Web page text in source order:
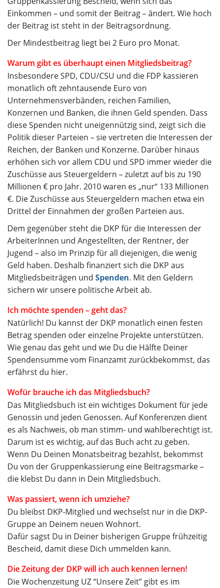
Einkommen – und somit der Beitrag – ändert. Wie hoch
der Beitrag ist steht in der Beitragsordnung.
Der Mindestbeitrag liegt bei 2 Euro pro Monat.
Warum gibt es überhaupt einen Mitgliedsbeitrag?
Insbesondere SPD, CDU/CSU und die FDP kassieren
monatlich oft zehntausende Euro von
Unternehmensverbänden, reichen Familien,
Konzernen und Banken, die ihnen Geld spenden. Dass
diese Spenden nicht uneigennützig sind, zeigt sich die
Politik dieser Parteien – sie vertreten die Interessen der
Reichen, der Banken und Konzerne. Darüber hinaus
erhöhen sich vor allem CDU und SPD immer wieder die
Zuschüsse aus Steuergeldern – zuletzt auf bis zu 190
Millionen € pro Jahr. 2010 waren es „nur“ 133 Millionen
€. Die Zuschüsse aus Steuergeldern machen etwa ein
Drittel der Einnahmen der großen Parteien aus.
Dem gegenüber steht die DKP für die Interessen der
ArbeiterInnen und Angestellten, der Rentner, der
Jugend – also im Prinzip für all diejenigen, die wenig
Geld haben. Deshalb finanziert sich die DKP aus
Mitgliedsbeiträgen und Spenden. Mit den Geldern
sichern wir unsere politische Arbeit ab.
Ich möchte spenden – geht das?
Natürlich! Du kannst der DKP monatlich einen festen
Betrag spenden oder einzelne Projekte unterstützen.
Wie genau das geht und wie Du die Hälfte Deiner
Spendensumme vom Finanzamt zurückbekommst, das
erfährst du hier.
Wofür brauche ich das Mitgliedsbuch?
Das Mitgliedsbuch ist ein wichtiges Dokument für jede
Genossin und jeden Genossen. Auf Konferenzen dient
es als Nachweis, ob man stimm- und wahlberechtigt ist.
Darum ist es wichtig, auf das Buch acht zu geben.
Wenn Du Deinen Monatsbeitrag bezahlst, bekommst
Du von der Gruppenkassierung eine Beitragsmarke –
die klebst Du dann in Dein Mitgliedsbuch.
Was passiert, wenn ich umziehe?
Du bleibst DKP-Mitglied und wechselst nur in die DKP-
Gruppe an Deinem neuen Wohnort.
Dafür sagst Du in Deiner bisherigen Gruppe frühzeitig
Bescheid, damit diese Dich ummelden kann.
Die Zeitung der DKP will ich auch kennen lernen!
Die Wochenzeitung UZ “Unsere Zeit” gibt es im